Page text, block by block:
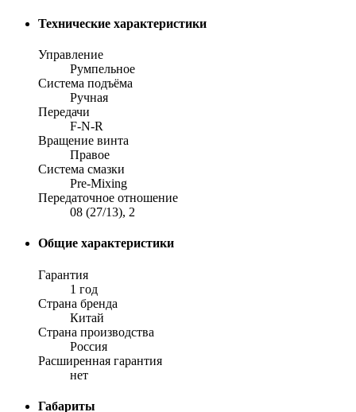
Технические характеристики
Управление
Румпельное
Система подъёма
Ручная
Передачи
F-N-R
Вращение винта
Правое
Система смазки
Pre-Mixing
Передаточное отношение
08 (27/13), 2
Общие характеристики
Гарантия
1 год
Страна бренда
Китай
Страна производства
Россия
Расширенная гарантия
нет
Габариты